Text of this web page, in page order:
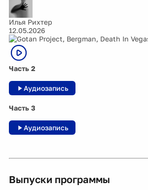
Илья Рихтер
12.05.2026
Часть 2
Аудиозапись
Часть 3
Аудиозапись
Выпуски программы